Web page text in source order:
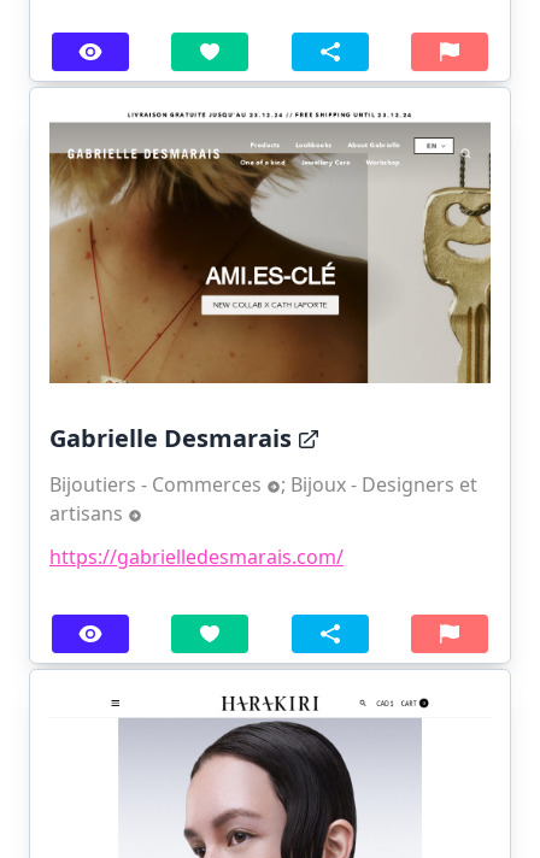
Gabrielle Desmarais
Bijoutiers - Commerces ; Bijoux - Designers et
artisans
https://gabrielledesmarais.com/